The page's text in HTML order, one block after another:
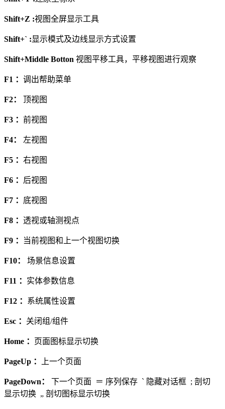
Shift+Z :视图全屏显示工具
Shift+` :显示模式及边线显示方式设置
Shift+Middle Botton 视图平移工具，平移视图进行观察
F1 ： 调出帮助菜单
F2： 顶视图
F3 ： 前视图
F4： 左视图
F5 ： 右视图
F6 ： 后视图
F7 ： 底视图
F8 ： 透视或轴测视点
F9 ： 当前视图和上一个视图切换
F10： 场景信息设置
F11 ： 实体参数信息
F12 ： 系统属性设置
Esc ： 关闭组/组件
Home ： 页面图标显示切换
PageUp ： 上一个页面
PageDown：
下一个页面 ＝ 序列保存 ` 隐藏对话框 ; 剖切
显示切换 „ 剖切图标显示切换